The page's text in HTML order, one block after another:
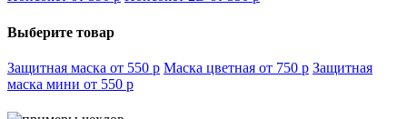
Выберите товар
Защитная маска от 550 p Маска цветная от 750 p Защитная
маска мини от 550 p